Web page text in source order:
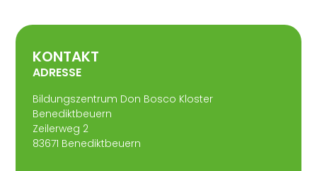
KONTAKT
ADRESSE
Bildungszentrum Don Bosco Kloster
Benediktbeuern
Zeilerweg 2
83671 Benediktbeuern